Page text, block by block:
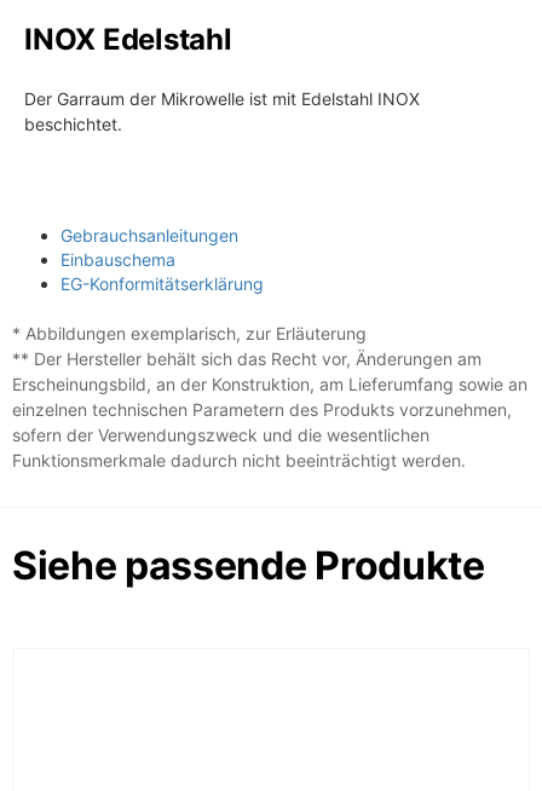
INOX Edelstahl
Der Garraum der Mikrowelle ist mit Edelstahl INOX
beschichtet.
Gebrauchsanleitungen
Einbauschema
EG-Konformitätserklärung
* Abbildungen exemplarisch, zur Erläuterung
** Der Hersteller behält sich das Recht vor, Änderungen am
Erscheinungsbild, an der Konstruktion, am Lieferumfang sowie an
einzelnen technischen Parametern des Produkts vorzunehmen,
sofern der Verwendungszweck und die wesentlichen
Funktionsmerkmale dadurch nicht beeinträchtigt werden.
Siehe passende Produkte